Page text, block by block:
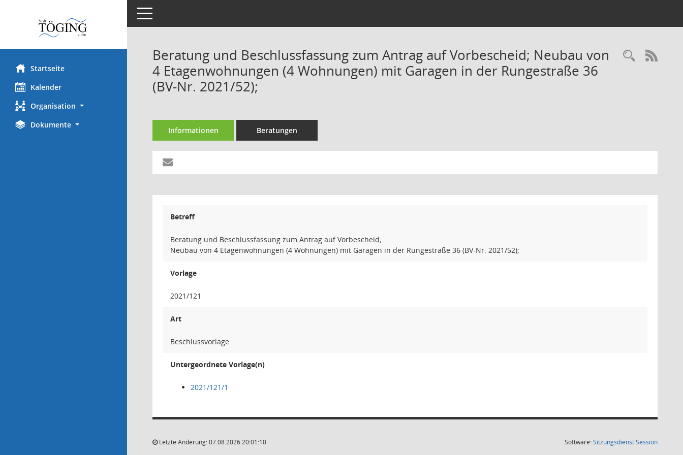
Startseite
Kalender
Organisation
Dokumente
Toggle navigation
Beratung und Beschlussfassung zum Antrag auf Vorbescheid; Neubau von
4 Etagenwohnungen (4 Wohnungen) mit Garagen in der Rungestraße 36
(BV-Nr. 2021/52);
Informationen Beratungen
Betreff
Beratung und Beschlussfassung zum Antrag auf Vorbescheid;
Neubau von 4 Etagenwohnungen (4 Wohnungen) mit Garagen in der Rungestraße 36 (BV-Nr. 2021/52);
Vorlage
2021/121
Art
Beschlussvorlage
Untergeordnete Vorlage(n)
2021/121/1
Letzte Änderung: 07.08.2026 20:01:10 Software:SitzungsdienstSession(Wird in